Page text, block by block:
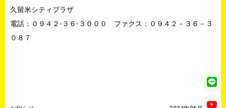
久留米シティプラザ
電話：０９４２‐３６‐３０００ ファクス：０９４２－３６－３
０８７